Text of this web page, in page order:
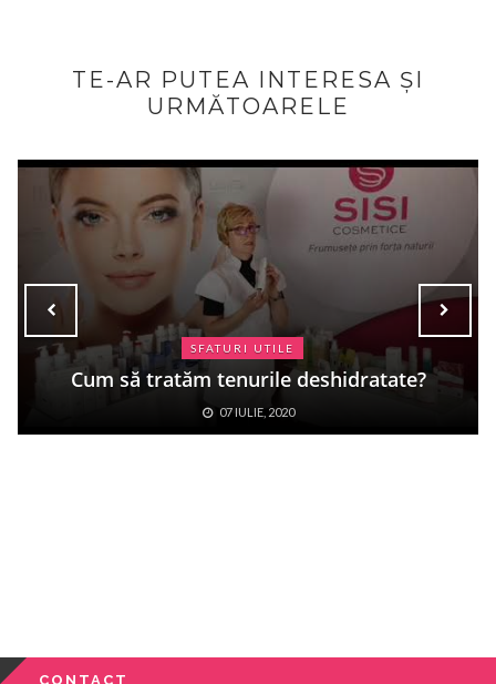
TE-AR PUTEA INTERESA ȘI
URMĂTOARELE
SFATURI UTILE
Cum să tratăm tenurile deshidratate?
07 IULIE, 2020
CONTACT